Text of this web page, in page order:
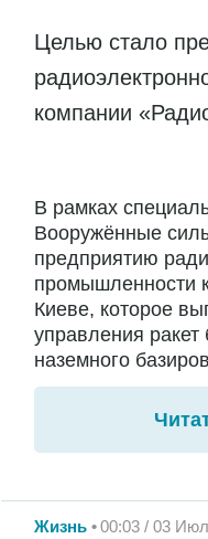
Целью стало
компании
В рамках
Вооружённые
предприятию
промышленности
Киеве, которое
управления
наземного
Жизнь 00:03 / 03